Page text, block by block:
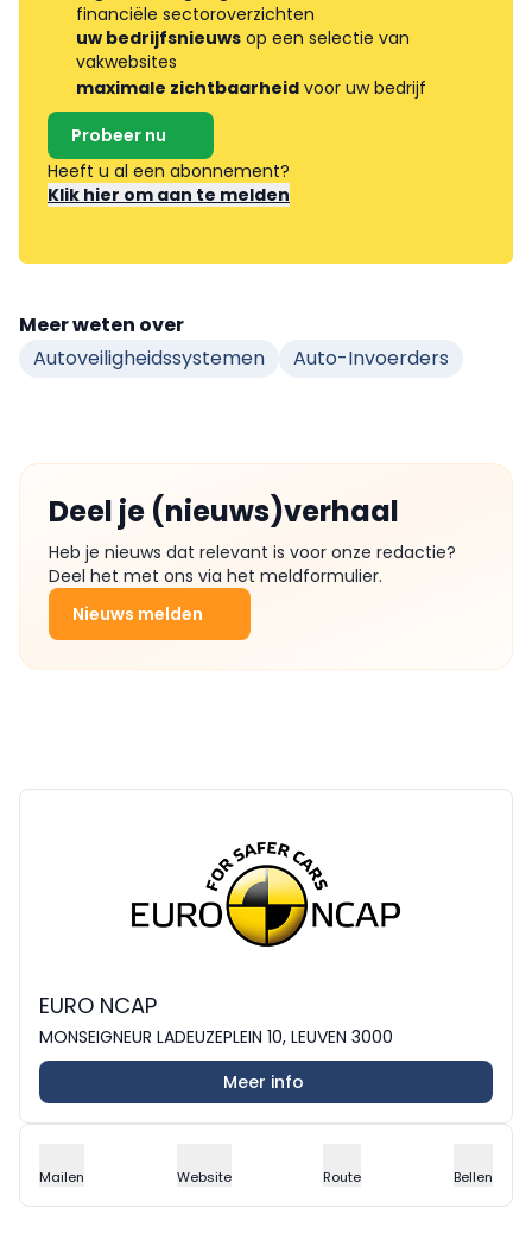
financiële sectoroverzichten
uw bedrijfsnieuws op een selectie van
vakwebsites
maximale zichtbaarheid voor uw bedrijf
Probeer nu
Heeft u al een abonnement?
Klik hier om aan te melden
Meer weten over
Autoveiligheidssystemen
Auto-Invoerders
Deel je (nieuws)verhaal
Heb je nieuws dat relevant is voor onze redactie?
Deel het met ons via het meldformulier.
Nieuws melden
EURO NCAP
MONSEIGNEUR LADEUZEPLEIN 10, LEUVEN 3000
Meer info
Mailen Website Route Bellen